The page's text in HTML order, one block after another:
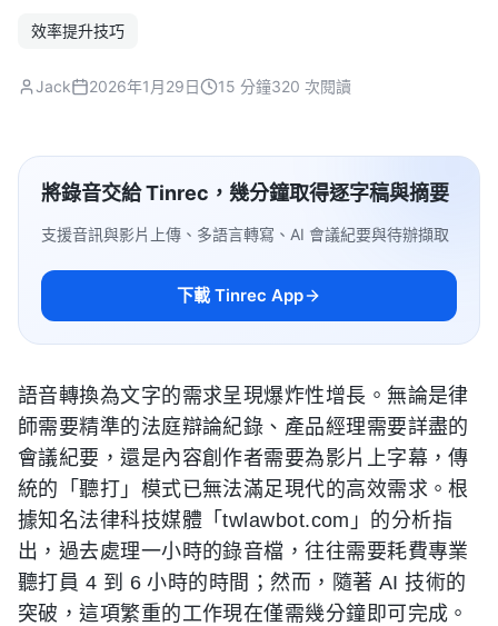
效率提升技巧
Jack 2026年1月29日 15 分鐘320 次閱讀
將錄音交給 Tinrec，幾分鐘取得逐字稿與摘要
支援音訊與影片上傳、多語言轉寫、AI 會議紀要與待辦擷取
下載 Tinrec App
語音轉換為文字的需求呈現爆炸性增長。無論是律
師需要精準的法庭辯論紀錄、產品經理需要詳盡的
會議紀要，還是內容創作者需要為影片上字幕，傳
統的「聽打」模式已無法滿足現代的高效需求。根
據知名法律科技媒體「twlawbot.com」的分析指
出，過去處理一小時的錄音檔，往往需要耗費專業
聽打員 4 到 6 小時的時間；然而，隨著 AI 技術的
突破，這項繁重的工作現在僅需幾分鐘即可完成。